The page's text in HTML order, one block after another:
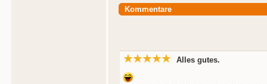
Kommentare
Alles gutes.